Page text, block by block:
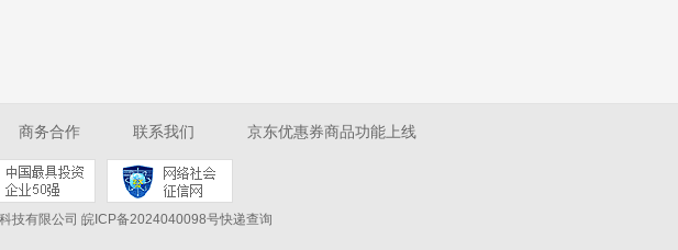
商务合作 联系我们 京东优惠券商品功能上线
技有限公司 皖ICP备2024040098号快递查询